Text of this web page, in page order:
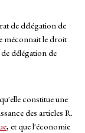
de délégation de
méconnait le droit
délégation de
constitue une
des articles R.
, et que l'économie